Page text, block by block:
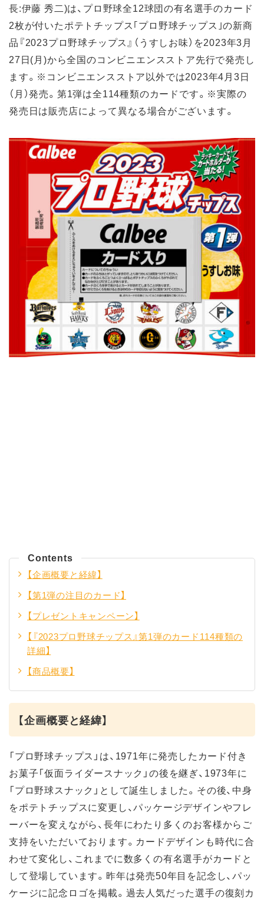
長:伊藤 秀二)は、プロ野球全12球団の有名選手のカード
2枚が付いたポテトチップス｢プロ野球チップス｣の新商
品『2023プロ野球チップス』（うすしお味）を2023年3月
27日(月)から全国のコンビニエンスストア先行で発売し
ます。※コンビニエンスストア以外では2023年4月3日
（月）発売。第1弾は全114種類のカードです。※実際の
発売日は販売店によって異なる場合がございます。
Contents
【企画概要と経緯】
【第1弾の注目のカード】
【プレゼントキャンペーン】
【『2023プロ野球チップス』第1弾のカード114種類の
詳細】
【商品概要】
【企画概要と経緯】
「プロ野球チップス」は、1971年に発売したカード付き
お菓子「仮面ライダースナック」の後を継ぎ、1973年に
「プロ野球スナック」として誕生しました。その後、中身
をポテトチップスに変更し、パッケージデザインやフレ
ーバーを変えながら、長年にわたり多くのお客様からご
支持をいただいております。カードデザインも時代に合
わせて変化し、これまでに数多くの有名選手がカードと
して登場しています。昨年は発売50年目を記念し、パッ
ケージに記念ロゴを掲載。過去人気だった選手の復刻カ